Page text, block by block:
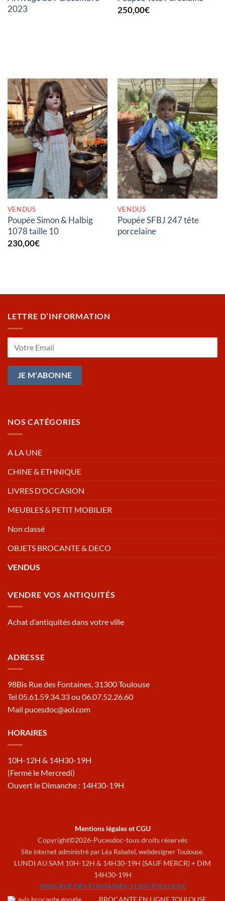
2023
250,00€
RUPTURE DE STOCK
VENDUS
Poupée Simon & Halbig
1078 taille 10
230,00€
RUPTURE DE STOCK
VENDUS
Poupée SFBJ 247 tête
porcelaine
LETTRE D’INFORMATION
NOS CATÉGORIES
A LA UNE
CHINE & ETHNIQUE
LIVRES D’OCCASION
MEUBLES & PETIT MOBILIER
Non classé
OBJETS BROCANTE & DECO
VENDUS
VENDRE VOS ANTIQUITÉS
Achat d’antiquités dans votre ville
ADRESSE
98Bis Rue des Fontaines, 31300 Toulouse
Tel 05.61.59.34.33 ou 06.07.52.26.60
Mail pucesdoc@aol.com
HORAIRES
10H-12H & 14H30-19H
(Fermé le Mercredi)
Ouvert le Dimanche : 14H30-19H
Mentions légales et CGU
Copyright©2026-Pucesdoc-tous droits réservés
Site internet administré par Léa Rabatel, webdesigner Toulouse.
LUNDI AU SAM 10H-12H & 14H30-19H (SAUF MERCR) + DIM
14H30-19H
98BIS RUE DES FONTAINES 31300 TOULOUSE
BROCANTE EN LIGNE TOULOUSE